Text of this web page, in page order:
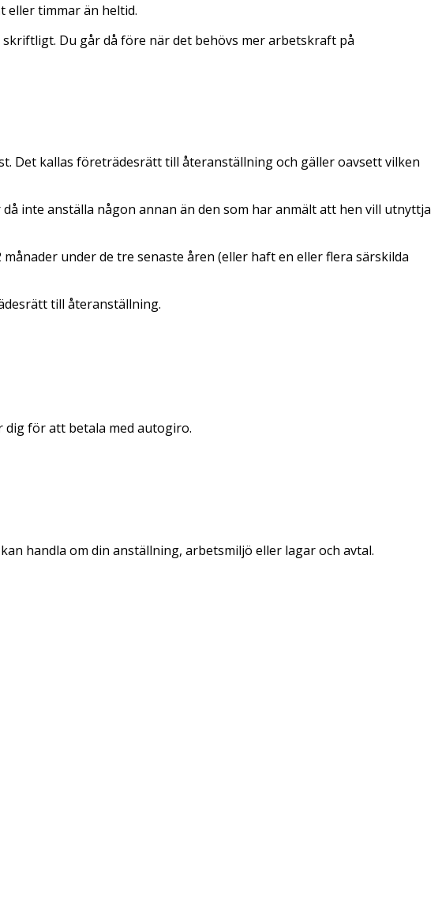
eller timmar än heltid.
Du går då före när det behövs mer arbetskraft på
Det kallas företrädesrätt till återanställning och gäller oavsett vilken
inte anställa någon annan än den som har anmält att hen vill utnyttja
under de tre senaste åren (eller haft en eller flera särskilda
till återanställning.
dig för att betala med autogiro.
handla om din anställning, arbetsmiljö eller lagar och avtal.